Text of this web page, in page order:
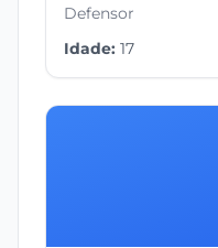
Defensor
Idade: 17